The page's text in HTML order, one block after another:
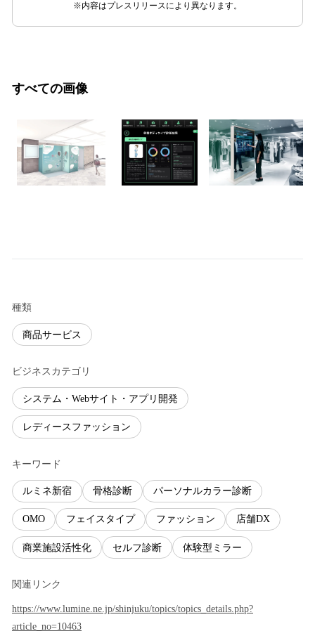
※内容はプレスリリースにより異なります。
すべての画像
種類
商品サービス
ビジネスカテゴリ
システム・Webサイト・アプリ開発
レディースファッション
キーワード
ルミネ新宿 骨格診断 パーソナルカラー診断
OMO フェイスタイプ ファッション 店舗DX
商業施設活性化 セルフ診断 体験型ミラー
関連リンク
https://www.lumine.ne.jp/shinjuku/topics/topics_details.php?
article_no=10463